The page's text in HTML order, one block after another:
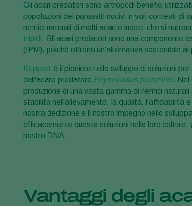
Gli acari predatori sono artropodi benefici
popolazioni dei parassiti nocivi in vari contesti di
nemici naturali di molti acari e insetti che si
tripidi. Gli acari predatori sono una componente
(IPM), poiché offrono un'alternativa sostenibile ai
Koppert è il pioniere nello sviluppo di soluzioni
dell'acaro predatore Phytoseiulus persimilis. Nel
produzione di una vasta gamma di nemici
stabilità nell'allevamento, la qualità, l'affidabilità
nostra dedizione e il nostro impegno nello
efficacemente queste soluzioni nelle loro
nostro DNA.
Vantaggi degli